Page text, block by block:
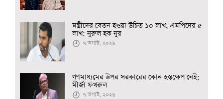
মন্ত্রীদের বেতন হওয়া উচিত ১০ লাখ, এমপিদের ৫
লাখ: নুরুল হক নুর
৭ অগাস্ট, ২০২৬
গণমাধ্যমের উপর সরকারের কোন হস্তক্ষেপ নেই:
মীর্জা ফখরুল
৭ অগাস্ট, ২০২৬